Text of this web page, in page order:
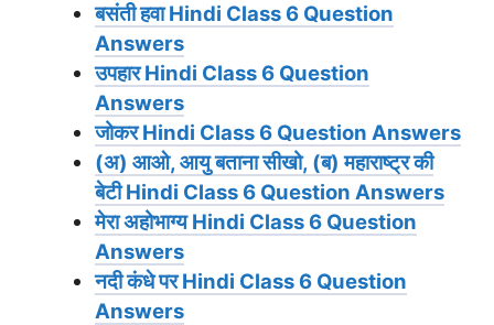
बसंती हवा Hindi Class 6 Question
Answers
उपहार Hindi Class 6 Question
Answers
जोकर Hindi Class 6 Question Answers
(अ) आओ, आयु बताना सीखो, (ब) महाराष्ट्र की
बेटी Hindi Class 6 Question Answers
मेरा अहोभाग्य Hindi Class 6 Question
Answers
नदी कंधे पर Hindi Class 6 Question
Answers